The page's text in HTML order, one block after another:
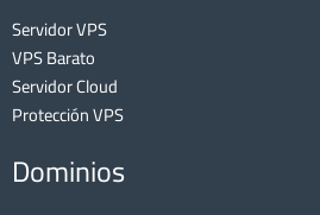
Servidor VPS
VPS Barato
Servidor Cloud
Protección VPS
Dominios